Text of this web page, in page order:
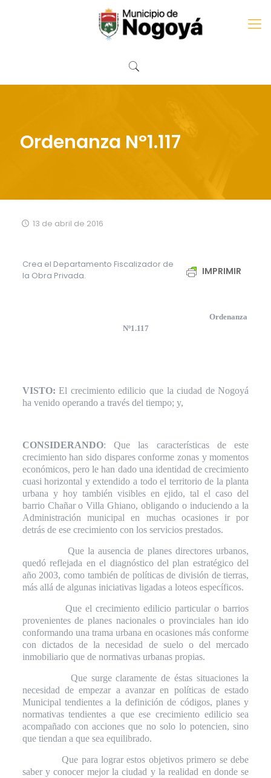
Ordenanza Nº1.117
13 de abril de 2016
IMPRIMIR
Crea el Departamento Fiscalizador de
la Obra Privada.
Ordenanza
Nº1.117
VISTO: El crecimiento edilicio que la ciudad de Nogoyá
ha venido operando a través del tiempo; y,
CONSIDERANDO: Que las características de este
crecimiento han sido dispares conforme zonas y momentos
económicos, pero le han dado una identidad de crecimiento
cuasi horizontal y extendido a todo el territorio de la planta
urbana y hoy también visibles en ejido, tal el caso del
barrio Chañar o Villa Ghiano, obligando o induciendo a la
Administración municipal en muchas ocasiones ir por
detrás de ese crecimiento con los servicios prestados.
Que la ausencia de planes directores urbanos,
quedó reflejada en el diagnóstico del plan estratégico del
año 2003, como también de políticas de división de tierras,
más allá de algunas iniciativas ligadas a loteos específicos.
Que el crecimiento edilicio particular o barrios
provenientes de planes nacionales o provinciales han ido
conformando una trama urbana en ocasiones más conforme
con dictados de la necesidad de suelo o del mercado
inmobiliario que de normativas urbanas propias.
Que surge claramente de éstas situaciones la
necesidad de empezar a avanzar en políticas de estado
Municipal tendientes a la definición de códigos, planes y
normativas tendientes a que ese crecimiento edilicio sea
acompañado con acciones que no solo lo potencien, sino
que tiendan a que sea equilibrado.
Que para lograr estos objetivos primero se debe
saber y conocer mejor la ciudad y la realidad en donde se